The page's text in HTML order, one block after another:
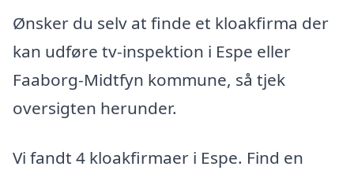
Ønsker du selv at finde et kloakfirma der
kan udføre tv-inspektion i Espe eller
Faaborg-Midtfyn kommune, så tjek
oversigten herunder.
Vi fandt 4 kloakfirmaer i Espe. Find en